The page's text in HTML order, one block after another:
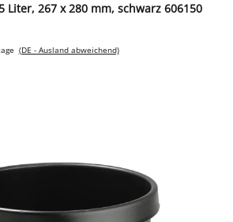
Liter, 267 x 280 mm, schwarz 606150
(DE - Ausland abweichend)